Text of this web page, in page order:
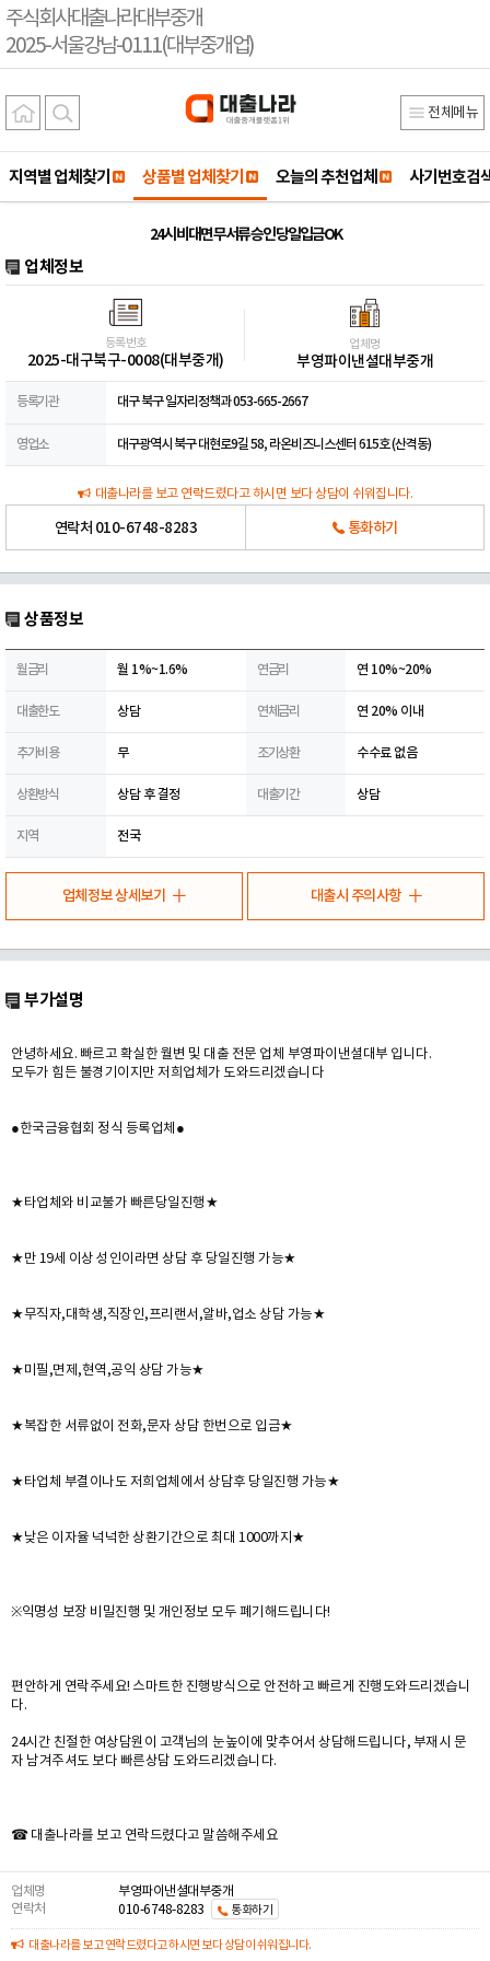
주식회사대출나라대부중개
2025-서울강남-0111(대부중개업)
전체메뉴
지역별 업체찾기 상품별 업체찾기 오늘의 추천업체 사기번호검
24시 비대면 무서류 승인 당일입금OK
업체정보
등록번호
2025-대구북구-0008(대부중개)
업체명
부영파이낸셜대부중개
등록기관 대구 북구 일자리정책과 053-665-2667
영업소 대구광역시 북구 대현로9길 58, 라온비즈니스센터 615호 (산격동)
대출나라를 보고 연락드렸다고 하시면 보다 상담이 쉬워집니다.
연락처 010-6748-8283 통화하기
상품정보
월금리 월 1%~1.6% 연금리 연 10%~20%
대출한도 상담 연체금리 연 20% 이내
추가비용 무 조기상환 수수료 없음
상환방식 상담 후 결정 대출기간 상담
지역 전국
업체정보 상세보기 대출시 주의사항
부가설명
안녕하세요. 빠르고 확실한 월변 및 대출 전문 업체 부영파이낸셜대부 입니다.
모두가 힘든 불경기이지만 저희업체가 도와드리겠습니다
●한국금융협회 정식 등록업체●
★타업체와 비교불가 빠른당일진행★
★만 19세 이상 성인이라면 상담 후 당일진행 가능★
★무직자,대학생,직장인,프리랜서,알바,업소 상담 가능★
★미필,면제,현역,공익 상담 가능★
★복잡한 서류없이 전화,문자 상담 한번으로 입금★
★타업체 부결이나도 저희업체에서 상담후 당일진행 가능★
★낮은 이자율 넉넉한 상환기간으로 최대 1000까지★
※익명성 보장 비밀진행 및 개인정보 모두 폐기해드립니다!
편안하게 연락주세요! 스마트한 진행방식으로 안전하고 빠르게 진행도와드리겠습니
다.
24시간 친절한 여상담원이 고객님의 눈높이에 맞추어서 상담해드립니다, 부재시 문
자 남겨주셔도 보다 빠른상담 도와드리겠습니다.
☎ 대출나라를 보고 연락드렸다고 말씀해주세요
업체명
부영파이낸셜대부중개
연락처
010-6748-8283 통화하기
대출나라를 보고 연락드렸다고 하시면 보다 상담이 쉬워집니다.